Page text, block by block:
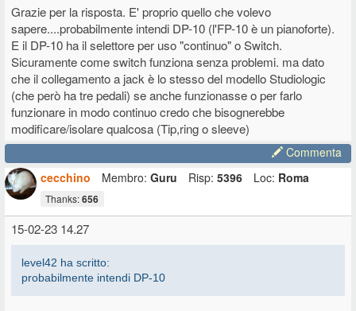
Grazie per la risposta. E' proprio quello che volevo
sapere....probabilmente intendi DP-10 (l'FP-10 è un pianoforte).
E il DP-10 ha il selettore per uso "continuo" o Switch.
Sicuramente come switch funziona senza problemi. ma dato
che il collegamento a jack è lo stesso del modello Studiologic
(che però ha tre pedali) se anche funzionasse o per farlo
funzionare in modo continuo credo che bisognerebbe
modificare/isolare qualcosa (Tip,ring o sleeve)
Commenta
cecchino
Membro: Guru Risp: 5396 Loc: Roma
Thanks:656
15-02-23 14.27
level42 ha scritto:
probabilmente intendi DP-10